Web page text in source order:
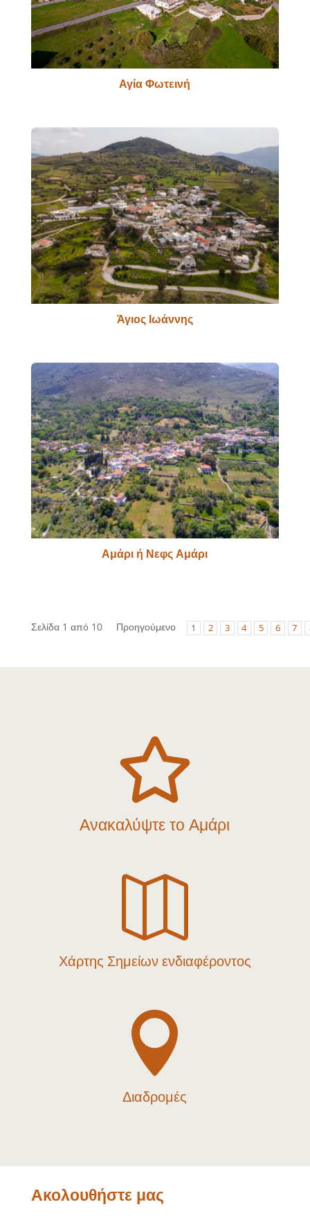
Αγία Φωτεινή
Άγιος Ιωάννης
Αμάρι ή Νεφς Αμάρι
Σελίδα 1 από 10 Προηγούμενο 1 2 3 4 5 6 7

Ανακαλύψτε το Αμάρι

Χάρτης Σημείων ενδιαφέροντος

Διαδρομές
Ακολουθήστε μας